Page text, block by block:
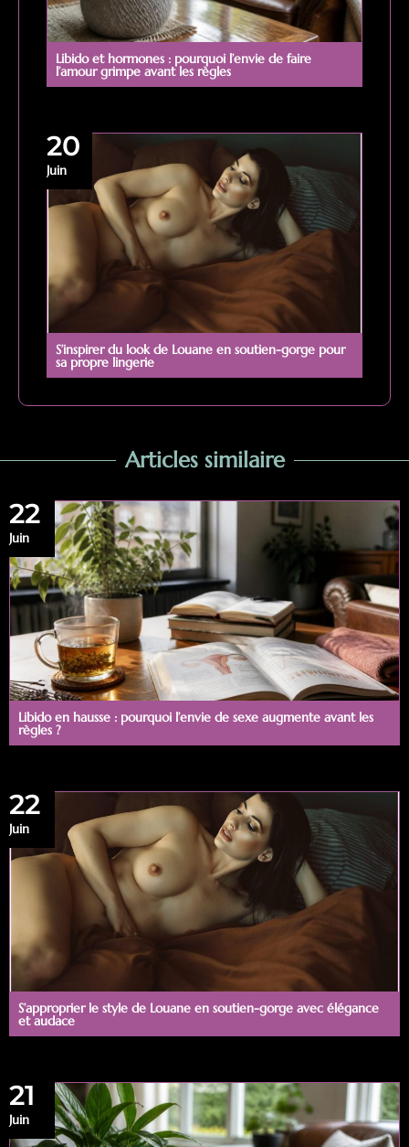
Libido et hormones : pourquoi l’envie de faire
l’amour grimpe avant les règles
20
Juin
S’inspirer du look de Louane en soutien-gorge pour
sa propre lingerie
Articles similaire
22
Juin
Libido en hausse : pourquoi l’envie de sexe augmente avant les
règles ?
22
Juin
S’approprier le style de Louane en soutien-gorge avec élégance
et audace
21
Juin